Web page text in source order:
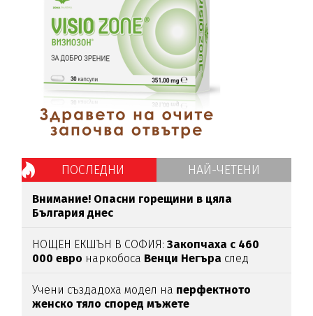
ПОСЛЕДНИ НАЙ-ЧЕТЕНИ
Внимание! Опасни горещини в цяла
България днес
НОЩЕН ЕКШЪН В СОФИЯ:Закопчаха с 460
000 евро наркобоса Венци Негъра след
Учени създадоха модел на перфектното
женско тяло според мъжете